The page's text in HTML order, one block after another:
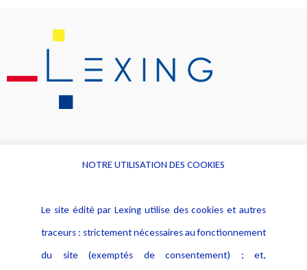
Alerte professionnelle
Déclaration d'accessibilité
Notice Légale
NOTRE UTILISATION DES COOKIES
Le site édité par Lexing utilise des cookies et autres
traceurs : strictement nécessaires au fonctionnement
du site (exemptés de consentement) ; et,